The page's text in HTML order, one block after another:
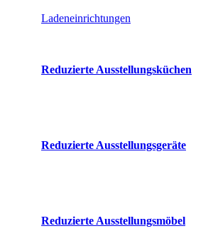
Ladeneinrichtungen
Reduzierte Ausstellungsküchen
Reduzierte Ausstellungsgeräte
Reduzierte Ausstellungsmöbel